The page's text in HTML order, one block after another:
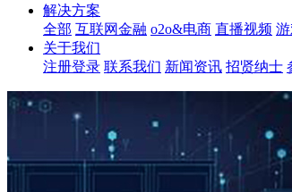
解决方案
全部 互联网金融 o2o&电商 直播视频
关于我们
注册登录 联系我们 新闻资讯 招贤纳士